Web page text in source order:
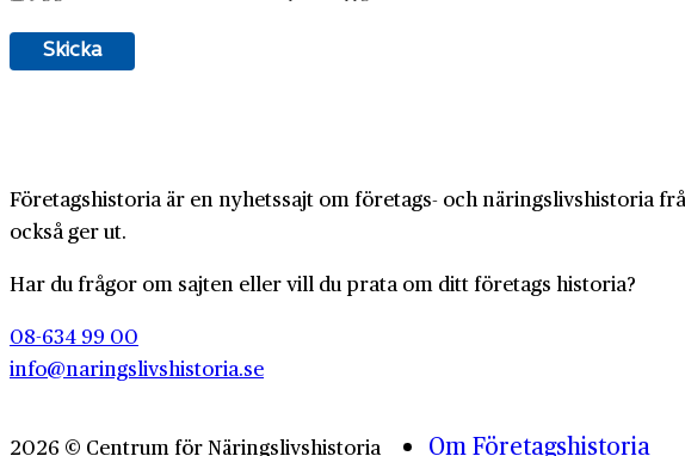
Företagshistoria är en nyhetssajt om företags- och näringslivshistoria
också ger ut.
Har du frågor om sajten eller vill du prata om ditt företags historia?
08-634 99 00
info@naringslivshistoria.se
2026 © Centrum för Näringslivshistoria Om Företagshistoria